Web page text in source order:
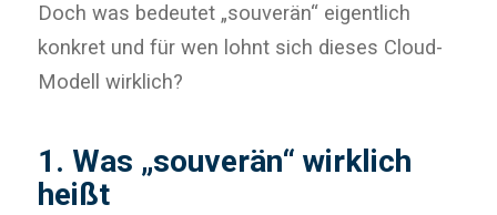
Doch was bedeutet „souverän“ eigentlich
konkret und für wen lohnt sich dieses Cloud-
Modell wirklich?
1. Was „souverän“ wirklich
heißt